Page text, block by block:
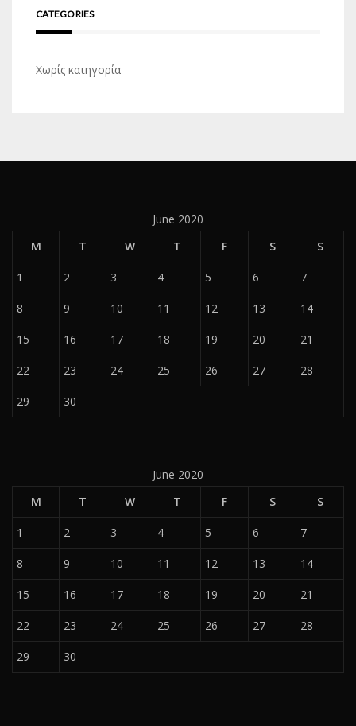
CATEGORIES
Χωρίς κατηγορία
June 2020
M
T W T F S S
1 2 3 4 5 6 7
8 9 10 11 12 13 14
15 16 17 18 19 20 21
22 23 24 25 26 27 28
29 30
June 2020
M
T W T F S S
1 2 3 4 5 6 7
8 9 10 11 12 13 14
15 16 17 18 19 20 21
22 23 24 25 26 27 28
29 30